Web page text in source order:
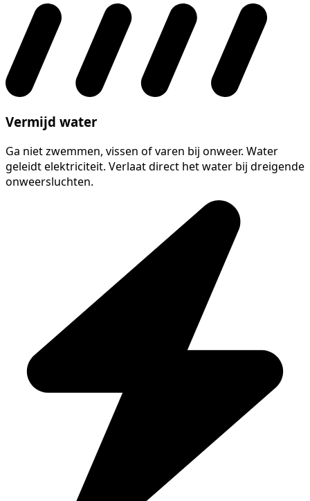
Vermijd water
Ga niet zwemmen, vissen of varen bij onweer. Water
geleidt elektriciteit. Verlaat direct het water bij dreigende
onweersluchten.